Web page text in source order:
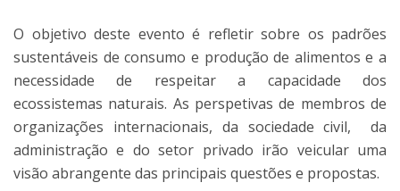
O objetivo deste evento é refletir sobre os padrões
sustentáveis de consumo e produção de alimentos e a
necessidade de respeitar a capacidade dos
ecossistemas naturais. As perspetivas de membros de
organizações internacionais, da sociedade civil, da
administração e do setor privado irão veicular uma
visão abrangente das principais questões e propostas.